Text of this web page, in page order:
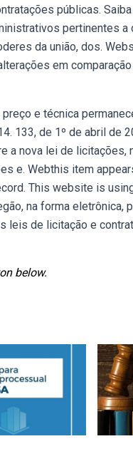
públicas.
pertinentes a
da união, dos.
em
e técnica
133, de 1º de abril de
a nova lei de licitações,
e. Webthis item
This website is
na forma eletrônica,
leis de licitação e
below.